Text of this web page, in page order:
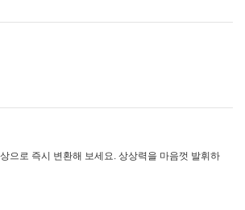
으로 즉시 변환해 보세요. 상상력을 마음껏 발휘하